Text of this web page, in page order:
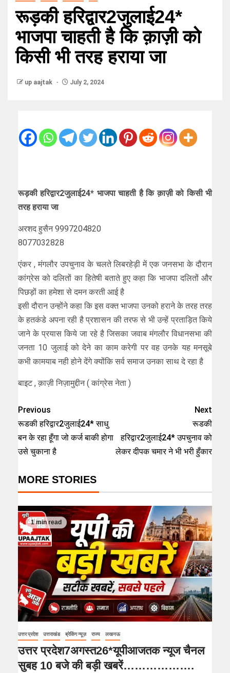
रूड़की हरिद्वार2जुलाई24*
भाजपा चाहती है कि क़ाज़ी को
किसी भी तरह हराया जा
up aajtak July 2, 2024
रूड़की हरिद्वार2जुलाई24* भाजपा चाहती है कि क़ाज़ी को किसी भी
तरह हराया जा
अरशद हुसैन 9997204820
8077032828
एंकर , मंगलौर उपचुनाव के चलते लिबरहेड़ी में एक जनसभा के दौरान
कांग्रेस को दलितों का हितेषी बताते हुए कहा कि भाजपा दलितों और
पिछड़ों का हमेशा से दमन करती आई है
इसी दौरान उन्होंने कहा कि इस वक्त भाजपा उनको हराने के तरह तरह
के हतकंडे अपना रही है प्रशासन की तरफ से भी उन्हें प्रताड़ित किये
जाने के प्रयास किये जा रहे है जिसका जवाब मंगलौर विधानसभा की
जनता 10 जुलाई को देने का काम करेगी पर वह उनके यह मनसूबे
कभी कामयाब नही होने देंगे क्योंकि सर्व समाज उनका साथ दे रहा है
बाइट , क़ाज़ी निज़ामुद्दीन ( कांग्रेस नेता )
Previous
रूडकी हरिद्वार2जुलाई24* साधु
बन के रहा हूँगा जो कर्ज बाकी होगा
उसे चुकाना है
Next
रूडकी
हरिद्वार2जुलाई24* उपचुनाव को
लेकर दीपक चमार ने भी भरी हुँकार
MORE STORIES
1 min read
उत्तर प्रदेश उत्तराखंड ब्रेकिंग न्यूज़ राज्य लखनऊ
उत्तर प्रदेश7अगस्त26*यूपीआजतक न्यूज चैनल
सुबह 10 बजे की बड़ी खबरें……………….